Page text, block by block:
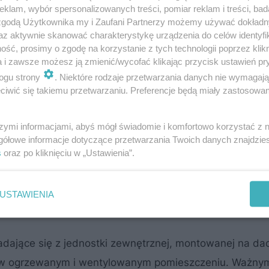
ogrzewaniahal produkcyjnychjest system
współpracuje z centralą klimatyzacyjną
chłodzenie).
jest prawidłowy rozdział powietrza. Do jego
są nawiewniki szczelinowe lub dysze dalekiego
których wymagane jest utrzymanie określonych
się z jednostki zewnętrznej, montowanej na
i wentylowanym pomieszczeniu.
wybór spersonalizowanych treści, pomiar reklam i treści,
Użytkownika my i Zaufani Partnerzy możemy używać
aktywnie skanować charakterystykę urządzenia do celów
prosimy o zgodę na korzystanie z tych technologii poprzez
i zawsze możesz ją zmienić/wycofać klikając przycisk ustawień
strony
. Niektóre rodzaje przetwarzania danych nie
się takiemu przetwarzaniu. Preferencje będą miały
informacjami, abyś mógł świadomie i komfortowo korzystać z
informacje dotyczące przetwarzania Twoich danych
oraz po kliknięciu w „Ustawienia”.
USTAWIENIA